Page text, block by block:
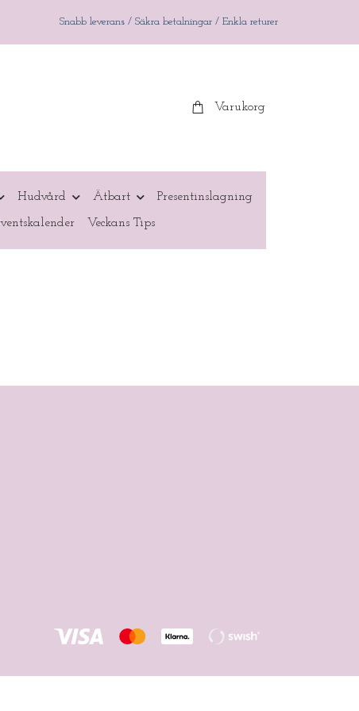
Snabb leverans / Säkra betalningar / Enkla returer
Varukorg
Hudvård Ätbart Presentinslagning
Veckans Tips